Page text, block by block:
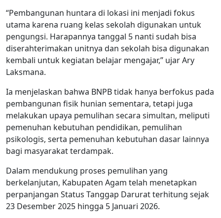
“Pembangunan huntara di lokasi ini menjadi fokus
utama karena ruang kelas sekolah digunakan untuk
pengungsi. Harapannya tanggal 5 nanti sudah bisa
diserahterimakan unitnya dan sekolah bisa digunakan
kembali untuk kegiatan belajar mengajar,” ujar Ary
Laksmana.
Ia menjelaskan bahwa BNPB tidak hanya berfokus pada
pembangunan fisik hunian sementara, tetapi juga
melakukan upaya pemulihan secara simultan, meliputi
pemenuhan kebutuhan pendidikan, pemulihan
psikologis, serta pemenuhan kebutuhan dasar lainnya
bagi masyarakat terdampak.
Dalam mendukung proses pemulihan yang
berkelanjutan, Kabupaten Agam telah menetapkan
perpanjangan Status Tanggap Darurat terhitung sejak
23 Desember 2025 hingga 5 Januari 2026.